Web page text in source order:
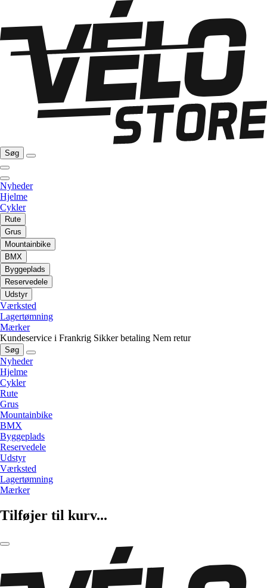
Søg
Nyheder
Hjelme
Cykler
Rute
Grus
Mountainbike
BMX
Byggeplads
Reservedele
Udstyr
Værksted
Lagertømning
Mærker
Kundeservice i Frankrig Sikker betaling Nem retur
Søg
Nyheder
Hjelme
Cykler
Rute
Grus
Mountainbike
BMX
Byggeplads
Reservedele
Udstyr
Værksted
Lagertømning
Mærker
Tilføjer til kurv...